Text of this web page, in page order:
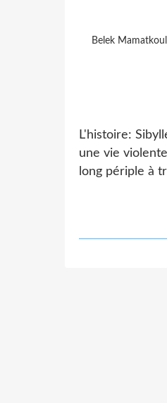
Belek
L'histoire:
une vie
long périple à